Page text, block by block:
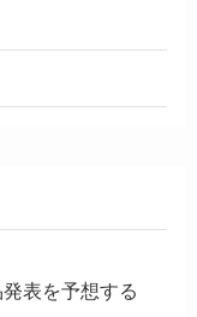
表を予想する